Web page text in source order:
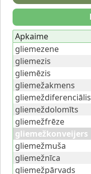
Apkaime
gliemezene
gliemezis
gliemēzis
gliemežakmens
gliemeždiferenciālis
gliemeždolomīts
gliemežfrēze
gliemežkonveijers
gliemežmuša
gliemežnīca
gliemežpārvads